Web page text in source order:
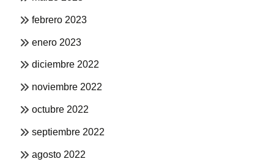
febrero 2023
enero 2023
diciembre 2022
noviembre 2022
octubre 2022
septiembre 2022
agosto 2022